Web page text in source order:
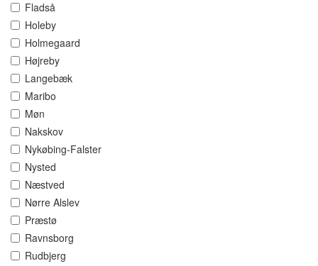
Fladså
Holeby
Holmegaard
Højreby
Langebæk
Maribo
Møn
Nakskov
Nykøbing-Falster
Nysted
Næstved
Nørre Alslev
Præstø
Ravnsborg
Rudbjerg